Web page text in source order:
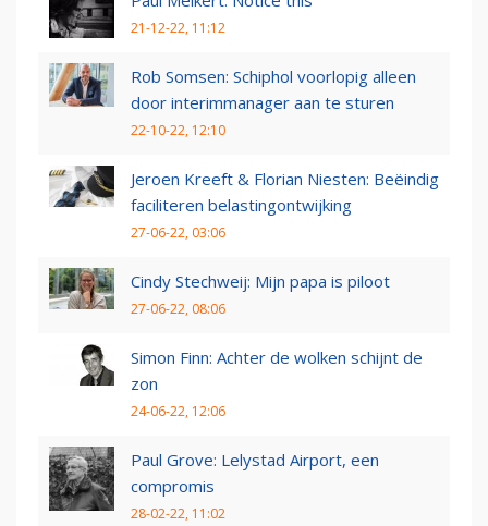
21-12-22, 11:12
Rob Somsen: Schiphol voorlopig alleen
door interimmanager aan te sturen
22-10-22, 12:10
Jeroen Kreeft & Florian Niesten: Beëindig
faciliteren belastingontwijking
27-06-22, 03:06
Cindy Stechweij: Mijn papa is piloot
27-06-22, 08:06
Simon Finn: Achter de wolken schijnt de
zon
24-06-22, 12:06
Paul Grove: Lelystad Airport, een
compromis
28-02-22, 11:02